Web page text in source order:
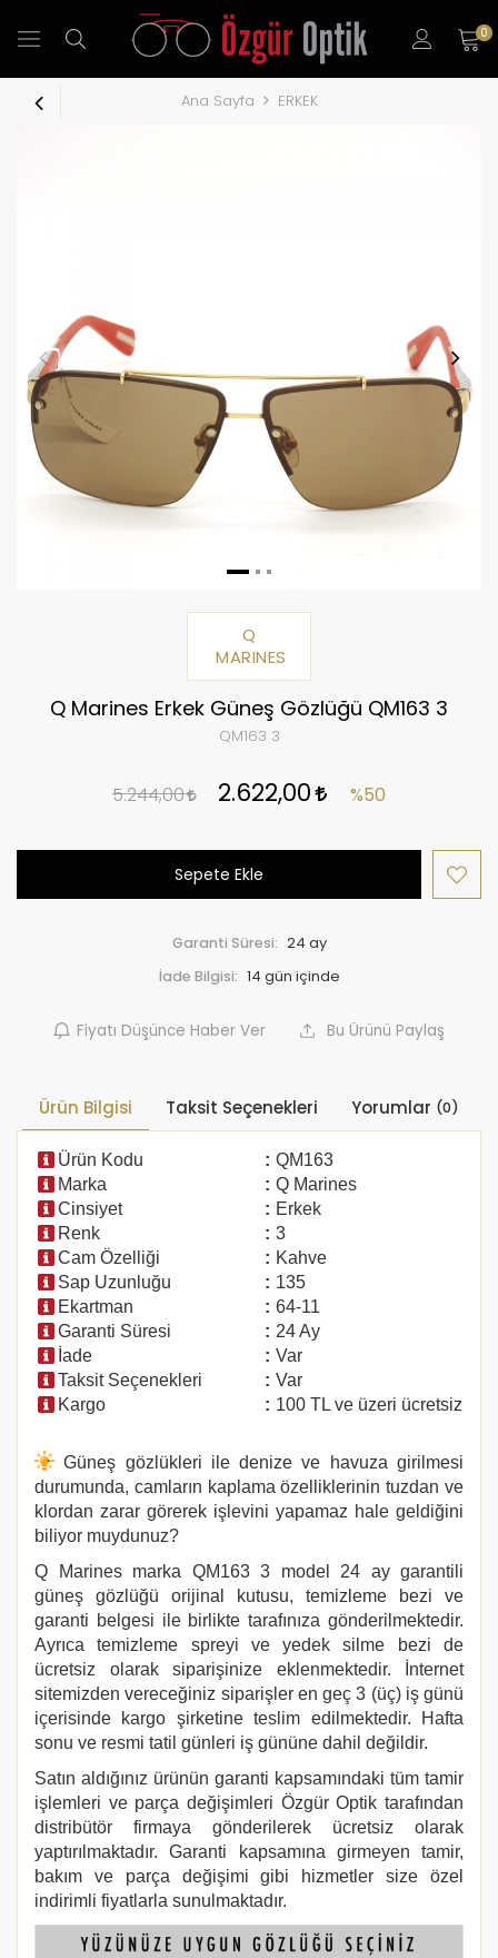
0
Ana Sayfa ERKEK
Q
MARINES
Q Marines Erkek Güneş Gözlüğü QM163 3
QM163 3
5.244,00 2.622,00 %50
Sepete Ekle
Garanti Süresi: 24 ay
İade Bilgisi:
Fiyatı Düşünce Haber Ver Bu Ürünü Paylaş
Ürün Bilgisi Taksit Seçenekleri Yorumlar (0)
Ürün Kodu : QM163
Marka
: Q Marines
Cinsiyet
: Erkek
Renk
: 3
Cam Özelliği
: Kahve
Sap Uzunluğu
: 135
Ekartman
: 64-11
Garanti Süresi
: 24 Ay
İade
: Var
Taksit Seçenekleri
: Var
Kargo
: 100 TL ve üzeri ücretsiz
Güneş gözlükleri ile denize ve havuza girilmesi
durumunda, camların kaplama özelliklerinin tuzdan ve
klordan zarar görerek işlevini yapamaz hale geldiğini
biliyor muydunuz?
Q Marines marka QM163 3 model 24 ay garantili
güneş gözlüğü orijinal kutusu, temizleme bezi ve
garanti belgesi ile birlikte tarafınıza gönderilmektedir.
Ayrıca temizleme spreyi ve yedek silme bezi de
ücretsiz olarak siparişinize eklenmektedir. İnternet
sitemizden vereceğiniz siparişler en geç 3 (üç) iş günü
içerisinde kargo şirketine teslim edilmektedir. Hafta
sonu ve resmi tatil günleri iş gününe dahil değildir.
Satın aldığınız ürünün garanti kapsamındaki tüm tamir
işlemleri ve parça değişimleri Özgür Optik tarafından
distribütör firmaya gönderilerek ücretsiz olarak
yaptırılmaktadır. Garanti kapsamına girmeyen tamir,
bakım ve parça değişimi gibi hizmetler size özel
indirimli fiyatlarla sunulmaktadır.